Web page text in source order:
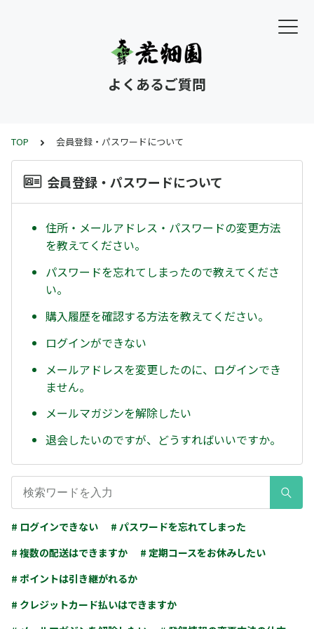
よくあるご質問
TOP 会員登録・パスワードについて
会員登録・パスワードについて
住所・メールアドレス・パスワードの変更方法
を教えてください。
パスワードを忘れてしまったので教えてくださ
い。
購入履歴を確認する方法を教えてください。
ログインができない
メールアドレスを変更したのに、ログインでき
ません。
メールマガジンを解除したい
退会したいのですが、どうすればいいですか。
# ログインできない
# パスワードを忘れてしまった
# 複数の配送はできますか
# 定期コースをお休みしたい
# ポイントは引き継がれるか
# クレジットカード払いはできますか